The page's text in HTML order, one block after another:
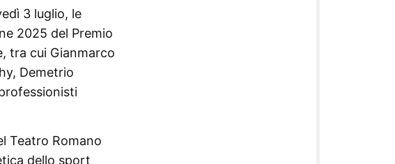
3 luglio, le
2025 del Premio
tra cui Gianmarco
Demetrio
Teatro Romano
dello sport